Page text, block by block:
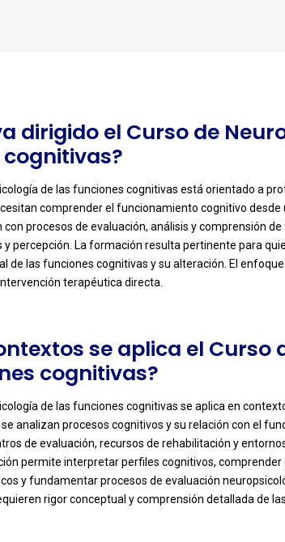
dirigido el Curso de
de las funciones cognitivas está orientado a
comprender el funcionamiento cognitivo desde
procesos de evaluación, análisis y comprensión
percepción. La formación resulta pertinente para
de las funciones cognitivas y su alteración. El
terapéutica directa.
se aplica el
cognitivas?
de las funciones cognitivas se aplica en
analizan procesos cognitivos y su relación con el
de evaluación, recursos de rehabilitación y
permite interpretar perfiles cognitivos,
y fundamentar procesos de evaluación
rigor conceptual y comprensión detallada de